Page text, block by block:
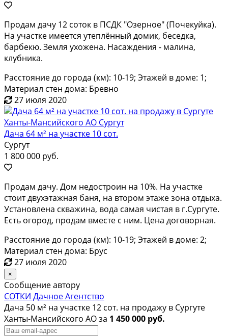
Продам дачу 12 соток в ПСДК "Озерное" (Почекуйка).
На участке имеется утеплённый домик, беседка,
барбекю. Земля ухожена. Насаждения - малина,
клубника.
Расстояние до города (км): 10-19; Этажей в доме: 1;
Материал стен дома: Бревно
27 июля 2020
Дача 64 м² на участке 10 сот.
Сургут
1 800 000 руб.
Продам дачу. Дом недостроин на 10%. На участке
стоит двухэтажная баня, на втором этаже зона отдыха.
Установлена скважина, вода самая чистая в г.Сургуте.
Есть огород, продам вместе с ним. Цена договорная.
Расстояние до города (км): 10-19; Этажей в доме: 2;
Материал стен дома: Брус
27 июля 2020
×
Сообщение автору
СОТКИ Дачное Агентство
Дача 50 м² на участке 12 сот. на продажу в Сургуте
Ханты-Мансийского АО за 1 450 000 руб.